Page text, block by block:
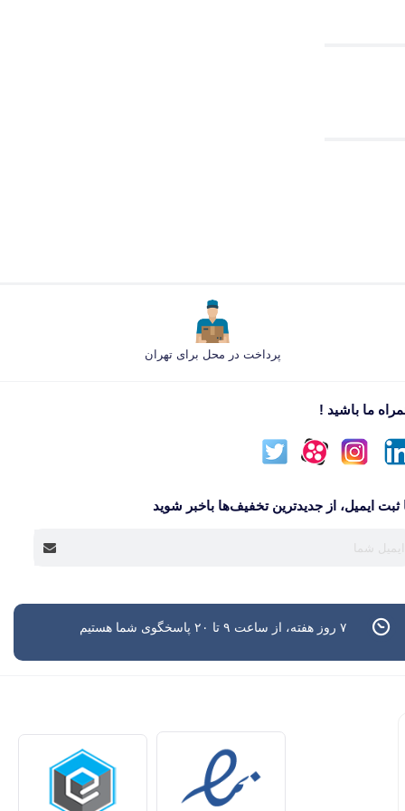
پرداخت در محل برای تهران
ما باشید !
ثبت ایمیل، از جدید‌ترین تخفیف‌ها با‌خبر شوید
۷ روز هفته، از ساعت ۹ تا ۲۰ پاسخگوی شما هستیم